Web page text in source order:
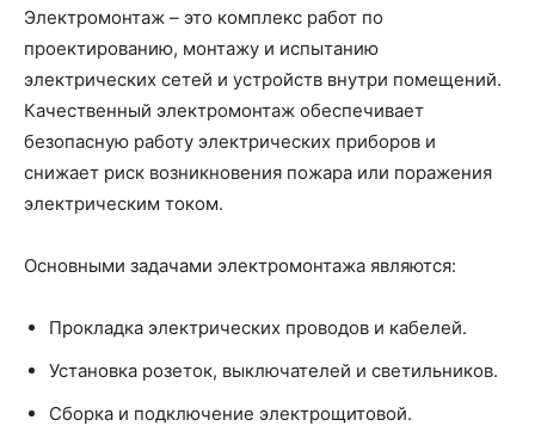
Электромонтаж – это комплекс работ по
проектированию, монтажу и испытанию
электрических сетей и устройств внутри помещений.
Качественный электромонтаж обеспечивает
безопасную работу электрических приборов и
снижает риск возникновения пожара или поражения
электрическим током.
Основными задачами электромонтажа являются:
Прокладка электрических проводов и кабелей.
Установка розеток, выключателей и светильников.
Сборка и подключение электрощитовой.